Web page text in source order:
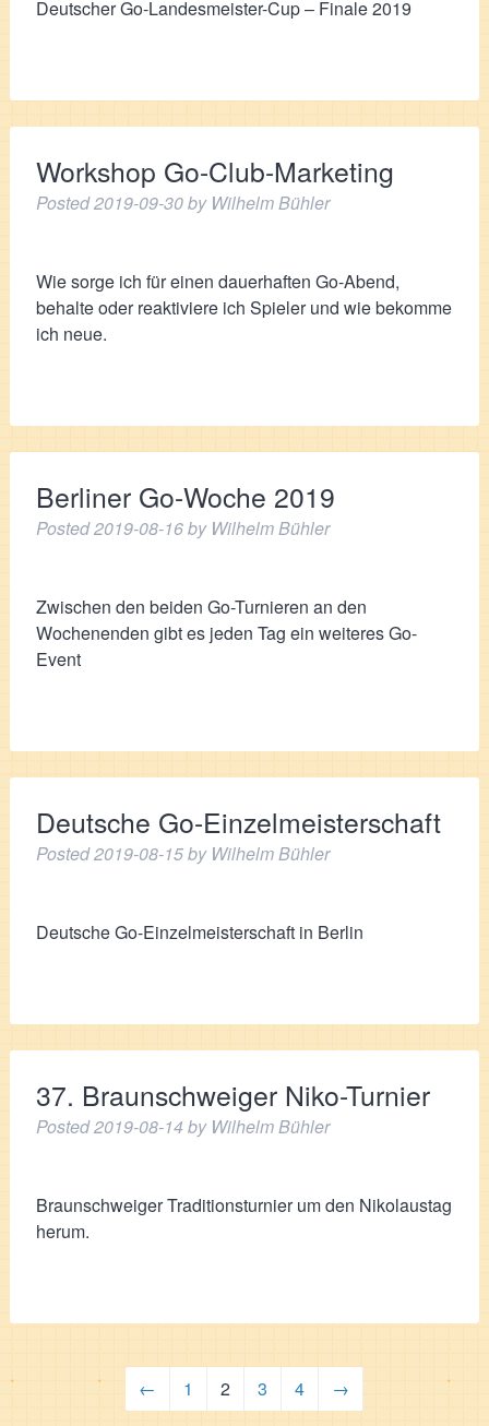
Deutscher Go-Landesmeister-Cup – Finale 2019
Workshop Go-Club-Marketing
Posted2019-09-30by Wilhelm Bühler
Wie sorge ich für einen dauerhaften Go-Abend,
behalte oder reaktiviere ich Spieler und wie bekomme
ich neue.
Berliner Go-Woche 2019
Posted2019-08-16by Wilhelm Bühler
Zwischen den beiden Go-Turnieren an den
Wochenenden gibt es jeden Tag ein weiteres Go-
Event
Deutsche Go-Einzelmeisterschaft
Posted2019-08-15by Wilhelm Bühler
Deutsche Go-Einzelmeisterschaft in Berlin
37. Braunschweiger Niko-Turnier
Posted2019-08-14by Wilhelm Bühler
Braunschweiger Traditionsturnier um den Nikolaustag
herum.
← 1 2 3 4 →